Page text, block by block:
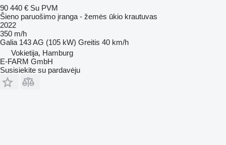
90 440 € Su PVM
Šieno paruošimo įranga - žemės ūkio krautuvas
2022
350 m/h
Galia 143 AG (105 kW) Greitis 40 km/h
Vokietija, Hamburg
E-FARM GmbH
Susisiekite su pardavėju